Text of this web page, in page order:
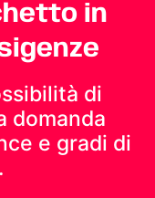
in
di
domanda
e gradi di